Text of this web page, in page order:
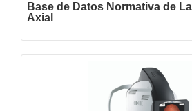
Base de Datos Normativa de
Axial